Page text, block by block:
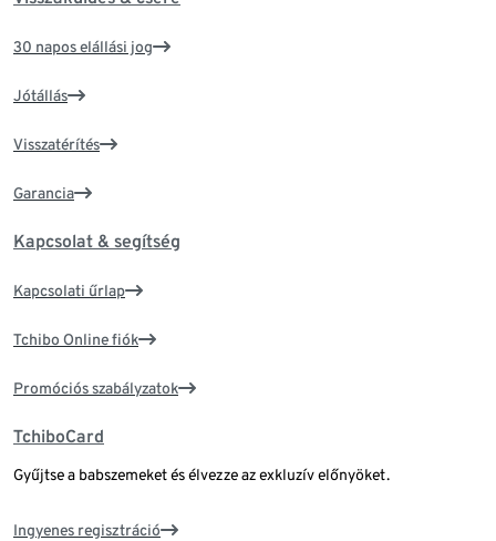
30 napos elállási jog
Jótállás
Visszatérítés
Garancia
Kapcsolat & segítség
Kapcsolati űrlap
Tchibo Online fiók
Promóciós szabályzatok
TchiboCard
Gyűjtse a babszemeket és élvezze az exkluzív előnyöket.
Ingyenes regisztráció